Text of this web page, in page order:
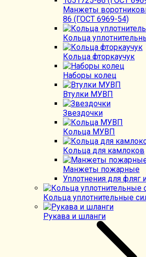
Манжеты
86 (ГОСТ 6969-54)
Кольца
Кольца фторкаучук
Наборы колец
Втулки МУВП
Звездочки
Кольца МУВП
Кольца для камлоков
Манжеты пожарные
Уплотнения для фляг
Кольца уплотнительные
Рукава и шланги